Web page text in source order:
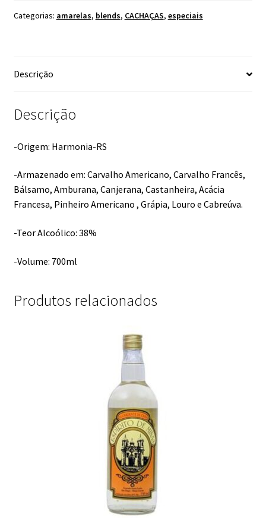
MADEIRAS
Categorias: amarelas, blends, CACHAÇAS, especiais
Descrição
Descrição
-Origem: Harmonia-RS
-Armazenado em: Carvalho Americano, Carvalho Francês,
Bálsamo, Amburana, Canjerana, Castanheira, Acácia
Francesa, Pinheiro Americano , Grápia, Louro e Cabreúva.
-Teor Alcoólico: 38%
-Volume: 700ml
Produtos relacionados